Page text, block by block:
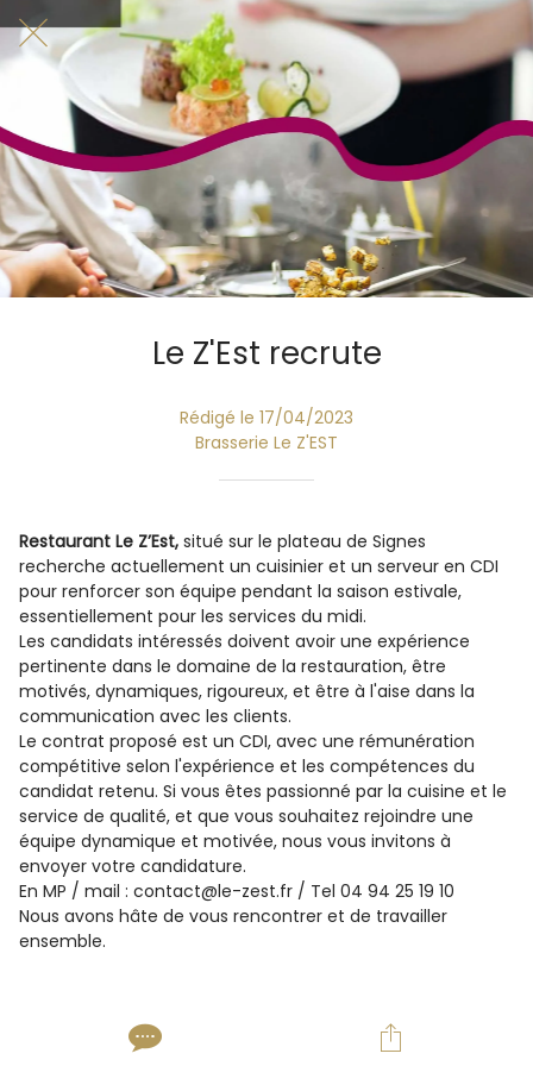
Le Z'Est recrute
Rédigé le 17/04/2023
Brasserie Le Z'EST
Restaurant Le Z’Est, situé sur le plateau de Signes
recherche actuellement un cuisinier et un serveur en CDI
pour renforcer son équipe pendant la saison estivale,
essentiellement pour les services du midi.
Les candidats intéressés doivent avoir une expérience
pertinente dans le domaine de la restauration, être
motivés, dynamiques, rigoureux, et être à l'aise dans la
communication avec les clients.
Le contrat proposé est un CDI, avec une rémunération
compétitive selon l'expérience et les compétences du
candidat retenu. Si vous êtes passionné par la cuisine et le
service de qualité, et que vous souhaitez rejoindre une
équipe dynamique et motivée, nous vous invitons à
envoyer votre candidature.
En MP / mail : contact@le-zest.fr / Tel 04 94 25 19 10
Nous avons hâte de vous rencontrer et de travailler
ensemble.